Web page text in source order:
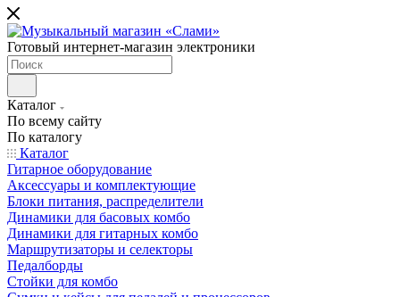
Готовый интернет-магазин электроники
Каталог
По всему сайту
По каталогу
Каталог
Гитарное оборудование
Аксессуары и комплектующие
Блоки питания, распределители
Динамики для басовых комбо
Динамики для гитарных комбо
Маршрутизаторы и селекторы
Педалборды
Стойки для комбо